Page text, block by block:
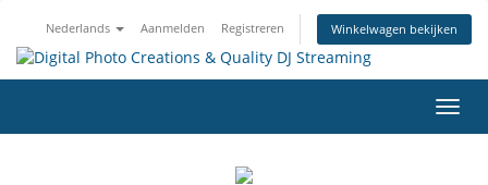
Nederlands Aanmelden Registreren Winkelwagen bekijken
in-/